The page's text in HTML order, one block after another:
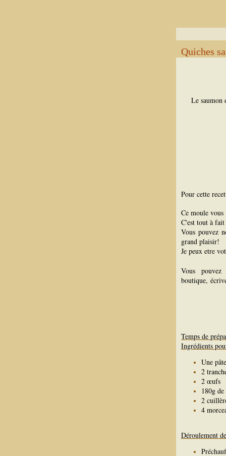
Quiches
Le saumon
Pour cette
Ce moule vous
C'est tout à
Vous pouvez
grand plaisir!
Je peux etre
Vous pouvez
boutique,
Temps de
Ingrédients
Une
2
2 œufs
180g
2
4
Déroulement